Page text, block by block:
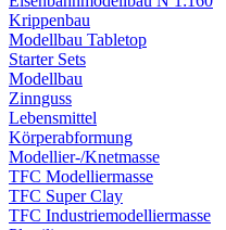
Krippenbau
Modellbau Tabletop
Starter Sets
Modellbau
Zinnguss
Lebensmittel
Körperabformung
Modellier-/Knetmasse
TFC Modelliermasse
TFC Super Clay
TFC Industriemodelliermasse